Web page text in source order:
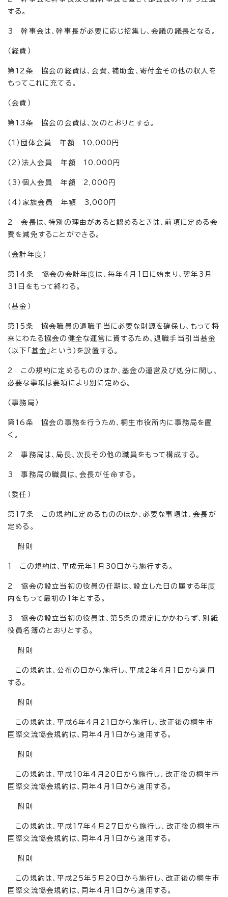
する。
3 幹事会は、幹事長が必要に応じ招集し、会議の議長となる。
（経費）
第12条 協会の経費は、会費、補助金、寄付金その他の収入を
もってこれに充てる。
（会費）
第13条 協会の会費は、次のとおりとする。
（1）団体会員 年額 10,000円
（2）法人会員 年額 10,000円
（3）個人会員 年額 2,000円
（4）家族会員 年額 3,000円
2 会長は、特別の理由があると認めるときは、前項に定める会
費を減免することができる。
（会計年度）
第14条 協会の会計年度は、毎年4月1日に始まり、翌年3月
31日をもって終わる。
（基金）
第15条 協会職員の退職手当に必要な財源を確保し、もって将
来にわたる協会の健全な運営に資するため、退職手当引当基金
（以下「基金」という）を設置する。
2 この規約に定めるもののほか、基金の運営及び処分に関し、
必要な事項は要項により別に定める。
（事務局）
第16条 協会の事務を行うため、桐生市役所内に事務局を置
く。
2 事務局は、局長、次長その他の職員をもって構成する。
3 事務局の職員は、会長が任命する。
（委任）
第17条 この規約に定めるもののほか、必要な事項は、会長が
定める。
附則
1 この規約は、平成元年1月30日から施行する。
2 協会の設立当初の役員の任期は、設立した日の属する年度
内をもって最初の1年とする。
3 協会の設立当初の役員は、第5条の規定にかかわらず、別紙
役員名簿のとおりとする。
附則
この規約は、公布の日から施行し、平成2年4月1日から適用
する。
附則
この規約は、平成6年4月21日から施行し、改正後の桐生市
国際交流協会規約は、同年4月1日から適用する。
附則
この規約は、平成10年4月20日から施行し、改正後の桐生市
国際交流協会規約は、同年4月1日から適用する。
附則
この規約は、平成17年4月27日から施行し、改正後の桐生市
国際交流協会規約は、同年4月1日から適用する。
附則
この規約は、平成25年5月20日から施行し、改正後の桐生市
国際交流協会規約は、同年4月1日から適用する。